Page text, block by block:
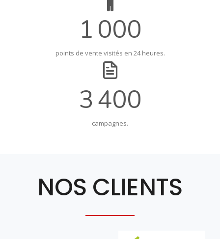
1 000
points de vente visités en 24 heures.
4 000
campagnes.
NOS CLIENTS